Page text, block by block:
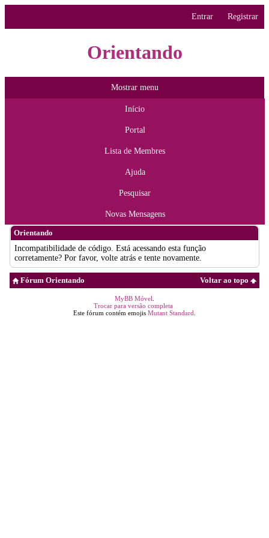
Entrar Registrar
Orientando
Mostrar menu
Início
Portal
Lista de Membres
Ajuda
Pesquisar
Novas Mensagens
Orientando
Incompatibilidade de código. Está acessando esta função
corretamente? Por favor, volte atrás e tente novamente.
Voltar ao topo
Fórum Orientando
MyBB Móvel
Trocar para versão completa
Este fórum contém emojis Mutant Standard